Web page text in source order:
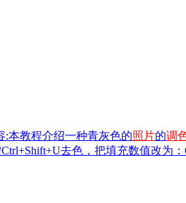
:本教程介绍一种青灰色的照片的调
去色，把填充数值改为